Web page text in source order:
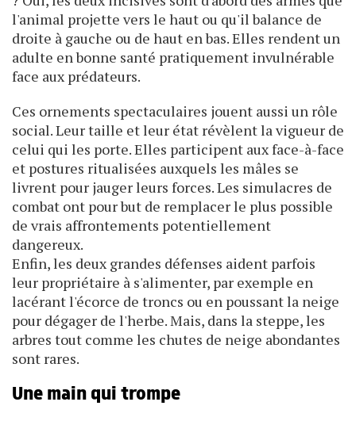
l'animal projette vers le haut ou qu'il balance de
droite à gauche ou de haut en bas. Elles rendent un
adulte en bonne santé pratiquement invulnérable
face aux prédateurs.
Ces ornements spectaculaires jouent aussi un rôle
social. Leur taille et leur état révèlent la vigueur de
celui qui les porte. Elles participent aux face-à-face
et postures ritualisées auxquels les mâles se
livrent pour jauger leurs forces. Les simulacres de
combat ont pour but de remplacer le plus possible
de vrais affrontements potentiellement
dangereux.
Enfin, les deux grandes défenses aident parfois
leur propriétaire à s'alimenter, par exemple en
lacérant l'écorce de troncs ou en poussant la neige
pour dégager de l'herbe. Mais, dans la steppe, les
arbres tout comme les chutes de neige abondantes
sont rares.
Une main qui trompe